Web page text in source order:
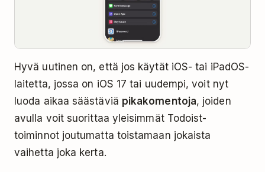
Hyvä uutinen on, että jos käytät iOS- tai iPadOS-
laitetta, jossa on iOS 17 tai uudempi, voit nyt
luoda aikaa säästäviä pikakomentoja, joiden
avulla voit suorittaa yleisimmät Todoist-
toiminnot joutumatta toistamaan jokaista
vaihetta joka kerta.